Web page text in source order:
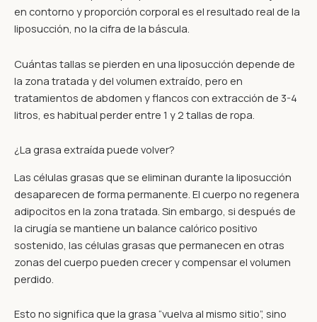
en contorno y proporción corporal es el resultado real de la
liposucción, no la cifra de la báscula.
Cuántas tallas se pierden en una liposucción depende de
la zona tratada y del volumen extraído, pero en
tratamientos de abdomen y flancos con extracción de 3-4
litros, es habitual perder entre 1 y 2 tallas de ropa.
¿La grasa extraída puede volver?
Las células grasas que se eliminan durante la liposucción
desaparecen de forma permanente. El cuerpo no regenera
adipocitos en la zona tratada. Sin embargo, si después de
la cirugía se mantiene un balance calórico positivo
sostenido, las células grasas que permanecen en otras
zonas del cuerpo pueden crecer y compensar el volumen
perdido.
Esto no significa que la grasa “vuelva al mismo sitio”, sino